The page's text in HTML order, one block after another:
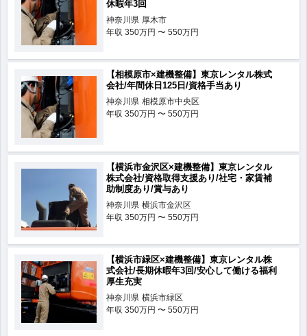
休暇年3回
神奈川県 厚木市
年収 350万円 〜 550万円
【相模原市×建機整備】東京レンタル株式
会社/年間休日125日/資格手当あり
神奈川県 相模原市中央区
年収 350万円 〜 550万円
【横浜市金沢区×建機整備】東京レンタル
株式会社/資格取得支援あり/社宅・家賃補
助制度あり/賞与あり
神奈川県 横浜市金沢区
年収 350万円 〜 550万円
【横浜市緑区×建機整備】東京レンタル株
式会社/長期休暇年3回/安心して働ける福利
厚生充実
神奈川県 横浜市緑区
年収 350万円 〜 550万円